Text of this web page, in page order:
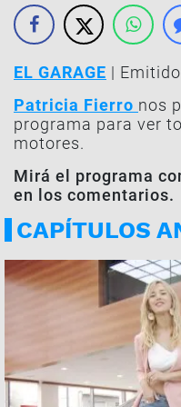
EL GARAGE |
Patricia Fierro nos
programa para ver
motores.
Mirá el programa
en los comentarios.
CAPÍTULOS